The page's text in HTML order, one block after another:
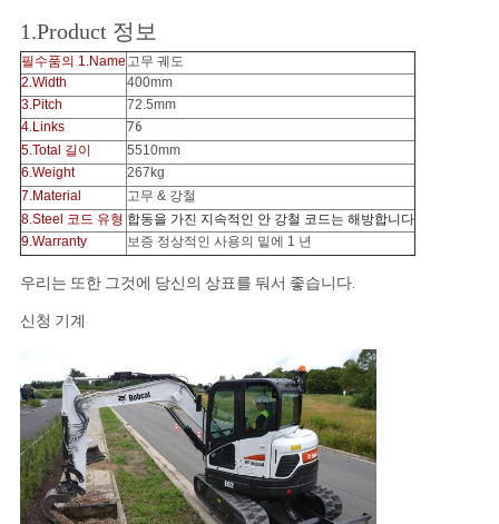
사
이
트
맵
PRIVACY
POLICY
1.Product 정보
필수품의 1.Name 고무 궤도
2.Width
400mm
3.Pitch
72.5mm
4.Links
76
5.Total 길이
5510mm
6.Weight
267kg
7.Material
고무 & 강철
8.Steel 코드 유형 합동을 가진 지속적인 안 강철 코드는 해방합니다
9.Warranty
보증 정상적인 사용의 밑에 1 년
우리는 또한 그것에 당신의 상표를 둬서 좋습니다.
신청 기계